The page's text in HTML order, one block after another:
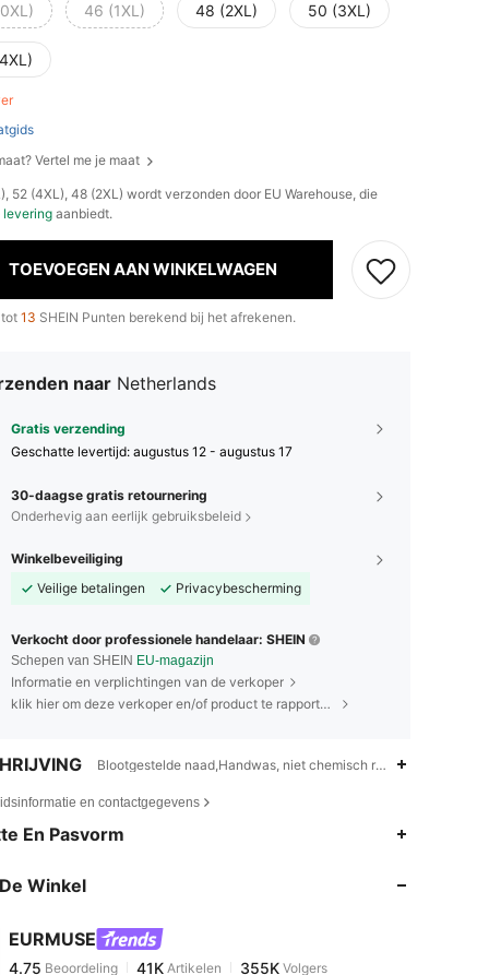
46 (1XL) 48 (2XL) 50 (3XL)
Vertel me je maat
52 (4XL), 48 (2XL) wordt verzonden door EU Warehouse, die
leveringaanbiedt.
TOEVOEGEN AAN WINKELWAGEN
13 SHEIN Punten berekend bij het afrekenen.
naar Netherlands
Gratis verzending
Geschatte levertijd: augustus 12 - augustus 17
30-daagse gratis retournering
Onderhevig aan eerlijk gebruiksbeleid
Winkelbeveiliging
Veilige betalingen
Privacybescherming
Verkocht door professionele handelaar: SHEIN
Schepen van SHEIN EU-magazijn
Informatie en verplichtingen van de verkoper
klik hier om deze verkoper en/of product te rapporteren.
Blootgestelde naad,Handwas, niet chemisch
en contactgegevens
En Pasvorm
Winkel
EURMUSE
4.75
4.75 Beoordeling 41K
j***nbetaalde 1 dag geleden